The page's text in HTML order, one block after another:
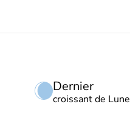
Dernier
croissant de Lune